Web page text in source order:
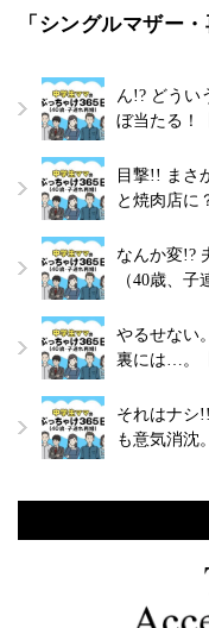
「シングルマザー
ん!? どうい
ぼ当たる！
目撃!! まさ
と焼肉店に
なんか変!?
（40歳、
やるせない
裏には…。
それはナシ
も意気消沈